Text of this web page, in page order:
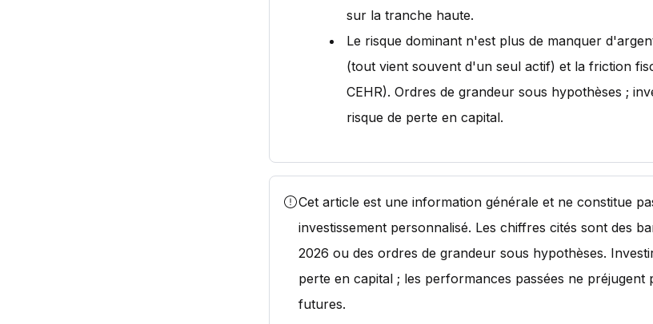
sur la tranche haute.
Le risque dominant n'est plus de manquer
(tout vient souvent d'un seul actif) et la friction
CEHR). Ordres de grandeur sous hypothèses ;
risque de perte en capital.
Cet article est une information générale et ne constitue
investissement personnalisé. Les chiffres cités sont des
2026 ou des ordres de grandeur sous hypothèses.
perte en capital ; les performances passées ne préjugent
futures.